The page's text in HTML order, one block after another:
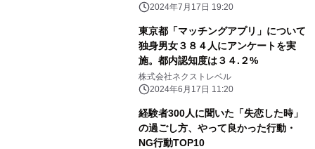
2024年7月17日 19:20
東京都「マッチングアプリ」について
独身男女３８４人にアンケートを実
施。都内認知度は３４.２%
株式会社ネクストレベル
2024年6月17日 11:20
経験者300人に聞いた「失恋した時」
の過ごし方、やって良かった行動・
NG行動TOP10